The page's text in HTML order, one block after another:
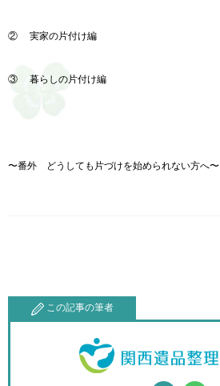
② 実家の片付け編
③ 暮らしの片付け編
〜番外 どうしても片づけを始められない方へ〜
この記事の筆者